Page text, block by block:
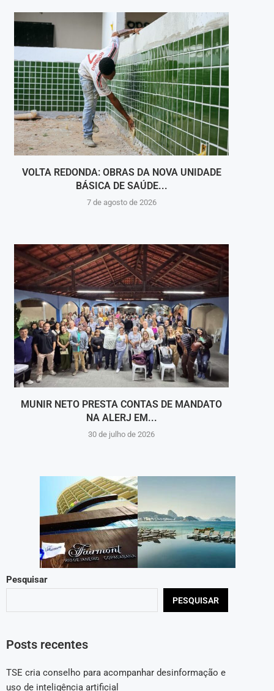
VOLTA REDONDA: OBRAS DA NOVA UNIDADE
BÁSICA DE SAÚDE...
7 de agosto de 2026
MUNIR NETO PRESTA CONTAS DE MANDATO
NA ALERJ EM...
30 de julho de 2026
Pesquisar
PESQUISAR
Posts recentes
TSE cria conselho para acompanhar desinformação e
uso de inteligência artificial